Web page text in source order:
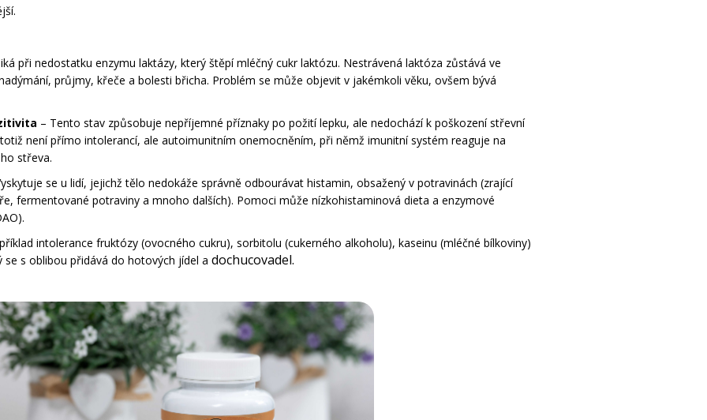
při nedostatku enzymu laktázy, který štěpí mléčný cukr laktózu. Nestrávená laktóza zůstává ve
průjmy, křeče a bolesti břicha. Problém se může objevit v jakémkoli věku, ovšem bývá
– Tento stav způsobuje nepříjemné příznaky po požití lepku, ale nedochází k poškození střevní
není přímo intolerancí, ale autoimunitním onemocněním, při němž imunitní systém reaguje na
střeva.
se u lidí, jejichž tělo nedokáže správně odbourávat histamin, obsažený v potravinách (zrající
fermentované potraviny a mnoho dalších). Pomoci může nízkohistaminová dieta a enzymové
intolerance fruktózy (ovocného cukru), sorbitolu (cukerného alkoholu), kaseinu (mléčné bílkoviny)
s oblibou přidává do hotových jídel a dochucovadel.